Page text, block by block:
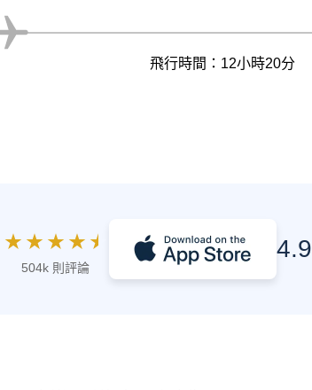
飛行時間：12小時20分
★ ★ ★ ★ ★
504k 則評論
4.9